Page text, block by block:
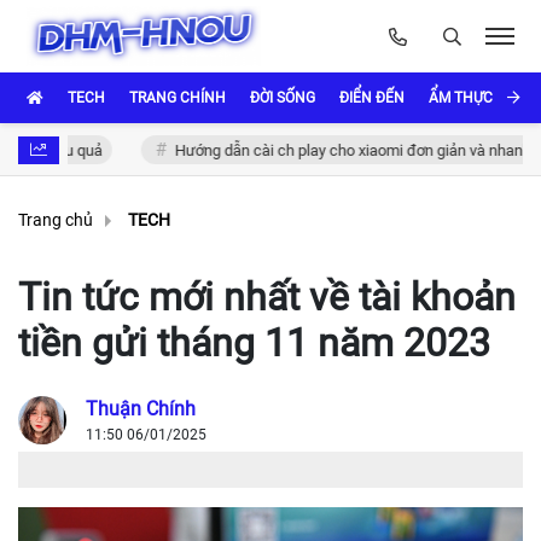
TECH TRANG CHÍNH ĐỜI SỐNG ĐIỂN ĐẾN ẨM THỰC VÀ
hiệu quả Hướng dẫn cài ch play cho xiaomi đơn giản và nhanh
Trang chủ TECH
Tin tức mới nhất về tài khoản
tiền gửi tháng 11 năm 2023
Thuận Chính
11:50 06/01/2025